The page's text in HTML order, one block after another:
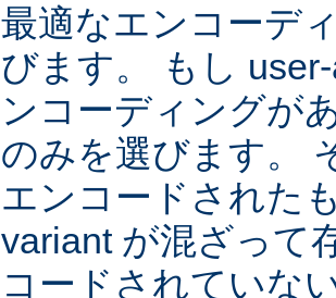
最適なエンコーデ
びます。 もし
ンコーディングが
のみを選びます。
エンコードされた
variant が混ざって
コードされていな